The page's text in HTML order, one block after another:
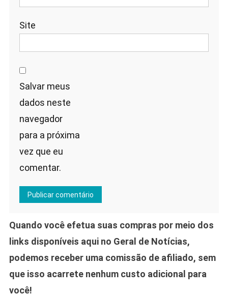
Site
Salvar meus
dados neste
navegador
para a próxima
vez que eu
comentar.
Quando você efetua suas compras por meio dos
links disponíveis aqui no Geral de Notícias,
podemos receber uma comissão de afiliado, sem
que isso acarrete nenhum custo adicional para
você!